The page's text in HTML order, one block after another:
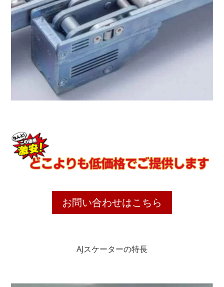
お問い合わせはこちら
AJスケーターの特長